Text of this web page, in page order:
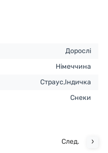
Дорослі
Німеччина
Страус,Індичка
Снеки
След.